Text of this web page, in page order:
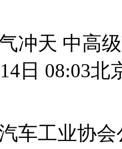
冲天 中高
日 08:03北
车工业协